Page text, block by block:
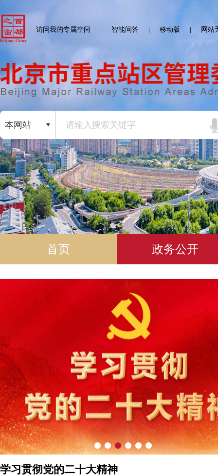
访问我的专属空间 智能问答 移动版 网站
首页 政务公开
学习贯彻党的二十大精神